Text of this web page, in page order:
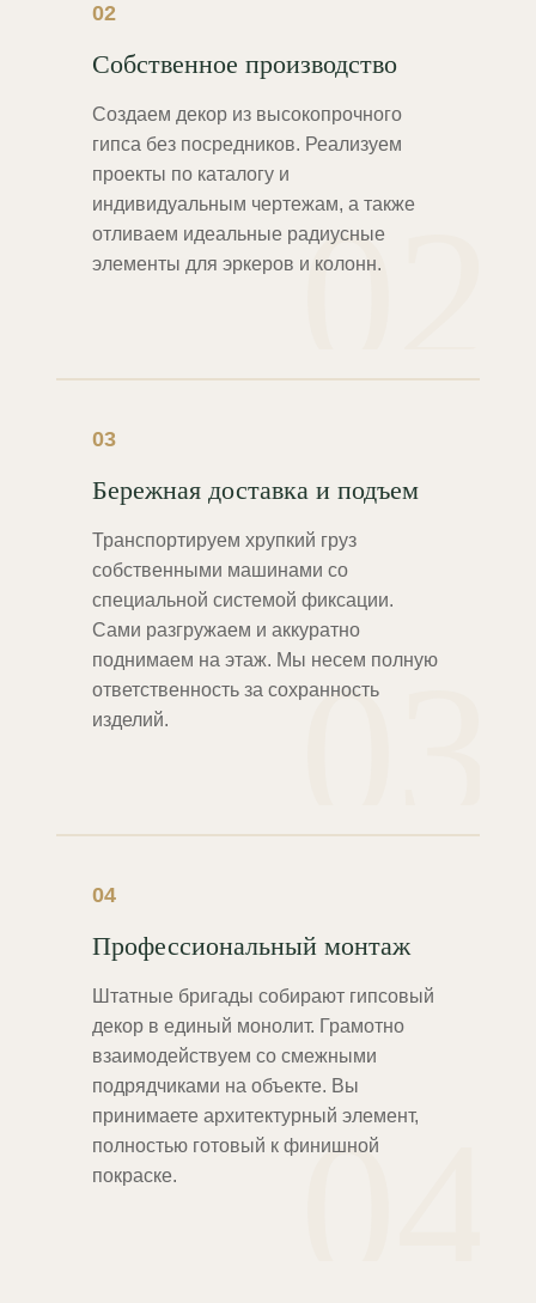
02
02
Собственное производство
Создаем декор из высокопрочного
гипса без посредников. Реализуем
проекты по каталогу и
индивидуальным чертежам, а также
отливаем идеальные радиусные
элементы для эркеров и колонн.
03
03
Бережная доставка и подъем
Транспортируем хрупкий груз
собственными машинами со
специальной системой фиксации.
Сами разгружаем и аккуратно
поднимаем на этаж. Мы несем полную
ответственность за сохранность
изделий.
04
04
Профессиональный монтаж
Штатные бригады собирают гипсовый
декор в единый монолит. Грамотно
взаимодействуем со смежными
подрядчиками на объекте. Вы
принимаете архитектурный элемент,
полностью готовый к финишной
покраске.